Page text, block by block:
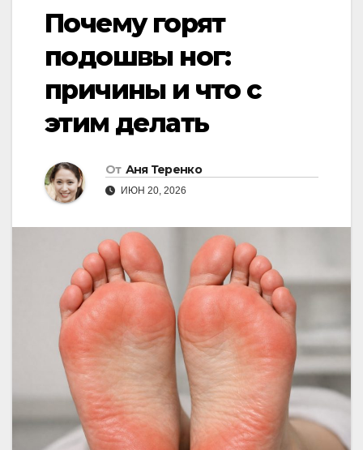
Почему горят
подошвы ног:
причины и что с
этим делать
От Аня Теренко
ИЮН 20, 2026